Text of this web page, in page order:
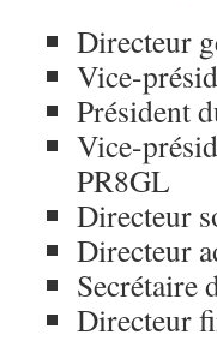
Directeur
Vice-
Président
Vice-
PR8GL
Directeur
Directeur
Secrétaire
Directeur